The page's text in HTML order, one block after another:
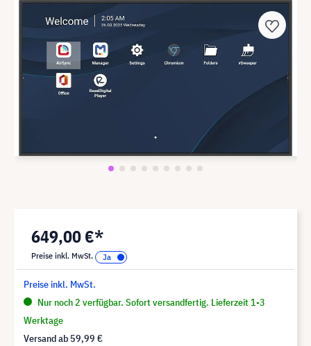
649,00 €*
Preise inkl. MwSt.
Preise inkl. MwSt.
Nur noch 2 verfügbar. Sofort versandfertig. Lieferzeit 1-3
Werktage
Versand ab 59,99 €